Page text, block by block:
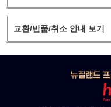
교환/반품/취소 안내 보기